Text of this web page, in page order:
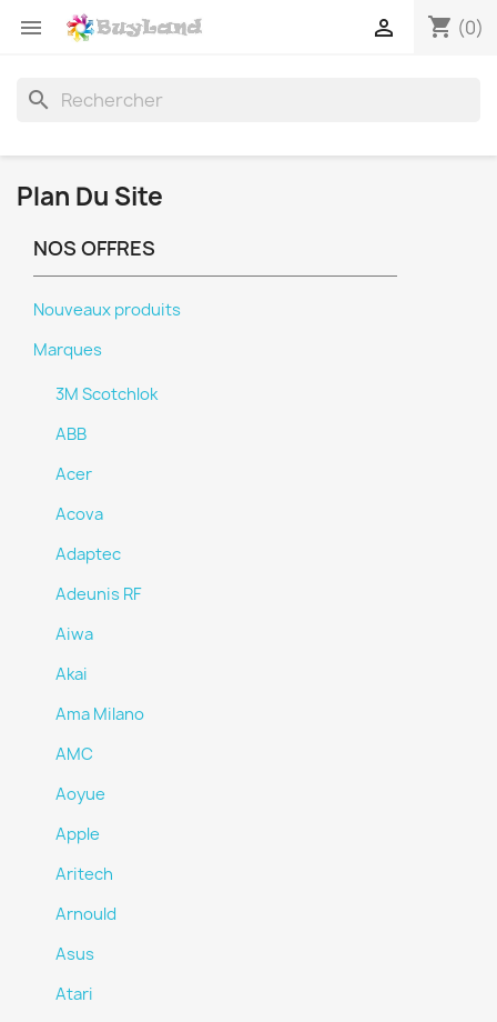
 shopping_cart (0)

search
Plan Du Site
NOS OFFRES
Nouveaux produits
Marques
3M Scotchlok
ABB
Acer
Acova
Adaptec
Adeunis RF
Aiwa
Akai
Ama Milano
AMC
Aoyue
Apple
Aritech
Arnould
Asus
Atari